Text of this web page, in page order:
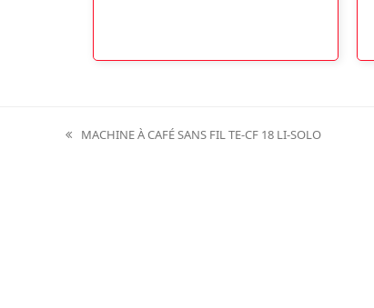
previous
MACHINE À CAFÉ SANS FIL TE-CF 18 LI-SOLO